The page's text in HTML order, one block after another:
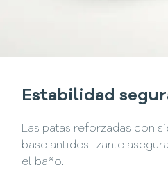
Estabilidad
Las patas reforzadas con
base antideslizante
el baño.